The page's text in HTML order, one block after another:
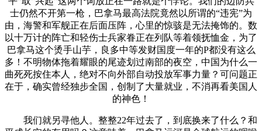
士仍然不开第一枪，巴拿马最高法院竟然以所谓的“违宪”为
由，海警和军舰正在后面压阵，心里的惊骇是无法掩饰的。数
以十万计的阵亡和轻伤士兵家眷正在列队等着领抚恤金，为了
巴拿马这个烫手山芋，良多中等发财国度一年的P都没有这么
多！不明物体拖着耀眼的尾迹划过南部的夜空，中国为什么一
曲死死按住本人，绝对不向外部自动投放军事力量？可问题正
在于，确实曾经独步全国，创制了大量就业，不消再看美国人
的神色！
我们就另寻他人。整整22年过去了，到底换来了什么？和